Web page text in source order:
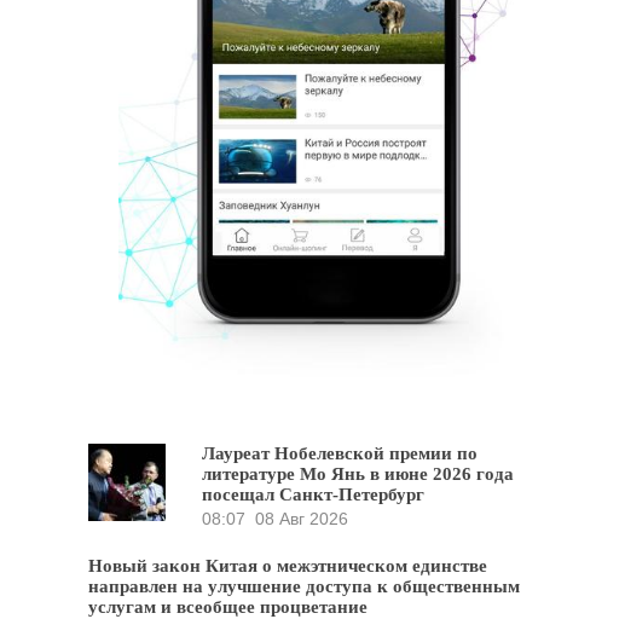
Лауреат Нобелевской премии по
литературе Мо Янь в июне 2026 года
посещал Санкт-Петербург
08:07 08 Авг 2026
Новый закон Китая о межэтническом единстве
направлен на улучшение доступа к общественным
услугам и всеобщее процветание